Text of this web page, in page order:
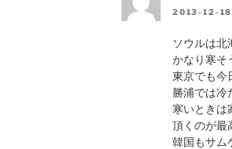
2013-12-
ソウルは北
かなり寒そ
東京でも今
勝浦では冷
寒いときは
頂くのが最
韓国もサム